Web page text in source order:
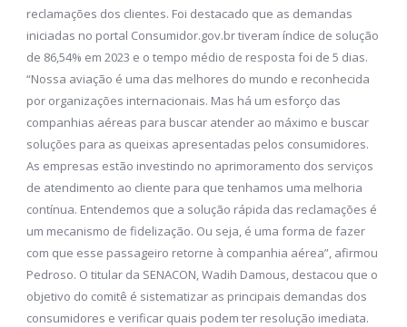
reclamações dos clientes. Foi destacado que as demandas
iniciadas no portal Consumidor.gov.br tiveram índice de solução
de 86,54% em 2023 e o tempo médio de resposta foi de 5 dias.
“Nossa aviação é uma das melhores do mundo e reconhecida
por organizações internacionais. Mas há um esforço das
companhias aéreas para buscar atender ao máximo e buscar
soluções para as queixas apresentadas pelos consumidores.
As empresas estão investindo no aprimoramento dos serviços
de atendimento ao cliente para que tenhamos uma melhoria
contínua. Entendemos que a solução rápida das reclamações é
um mecanismo de fidelização. Ou seja, é uma forma de fazer
com que esse passageiro retorne à companhia aérea”, afirmou
Pedroso. O titular da SENACON, Wadih Damous, destacou que o
objetivo do comitê é sistematizar as principais demandas dos
consumidores e verificar quais podem ter resolução imediata.